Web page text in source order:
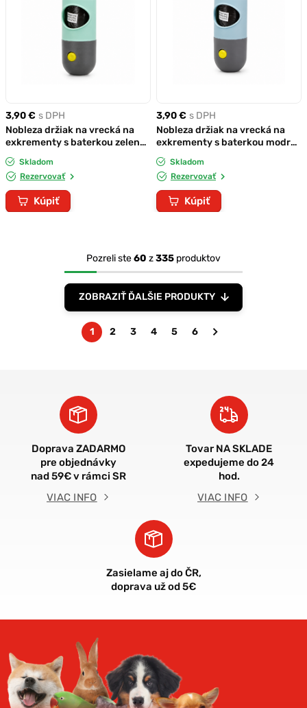
3,90 € s DPH
Nobleza držiak na vrecká na
exkrementy s baterkou zelený
+3x náplň
Skladom
Rezervovať
Kúpiť
3,90 € s DPH
Nobleza držiak na vrecká na
exkrementy s baterkou modrý
+3x náplň
Skladom
Rezervovať
Kúpiť
Pozreli ste60 z335 produktov
ZOBRAZIŤ ĎALŠIE PRODUKTY
1 2 3 4 5 6
Nasledujúca
Doprava ZADARMO
pre objednávky
nad 59€ v rámci SR
VIAC INFO
Tovar NA SKLADE
expedujeme do 24
hod.
VIAC INFO
Zasielame aj do ČR,
doprava už od 5€